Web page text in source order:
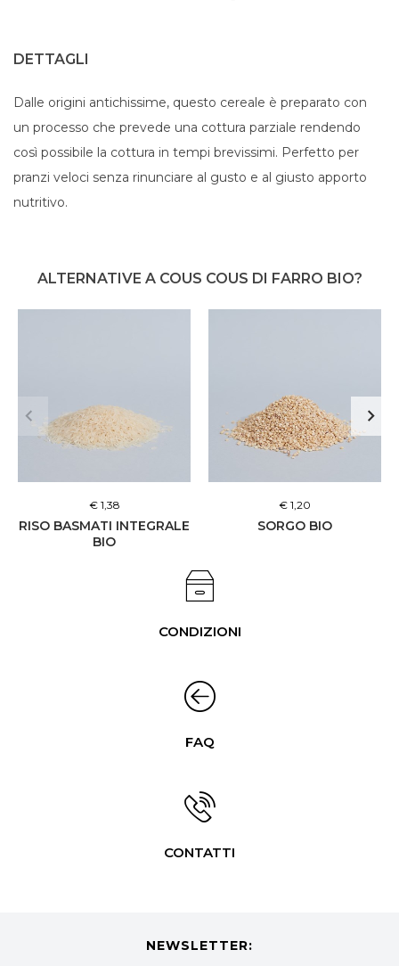
DETTAGLI
Dalle origini antichissime, questo cereale è preparato con
un processo che prevede una cottura parziale rendendo
così possibile la cottura in tempi brevissimi. Perfetto per
pranzi veloci senza rinunciare al gusto e al giusto apporto
nutritivo.
ALTERNATIVE A COUS COUS DI FARRO BIO?
RISO BASMATI INTEGRALE
BIO
€ 1,38
SORGO BIO
€ 1,20
CONDIZIONI
FAQ
CONTATTI
NEWSLETTER: